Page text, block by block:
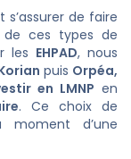
de faire
de ces types de
les EHPAD, nous
puis Orpéa,
en LMNP en
. Ce choix de
d’une